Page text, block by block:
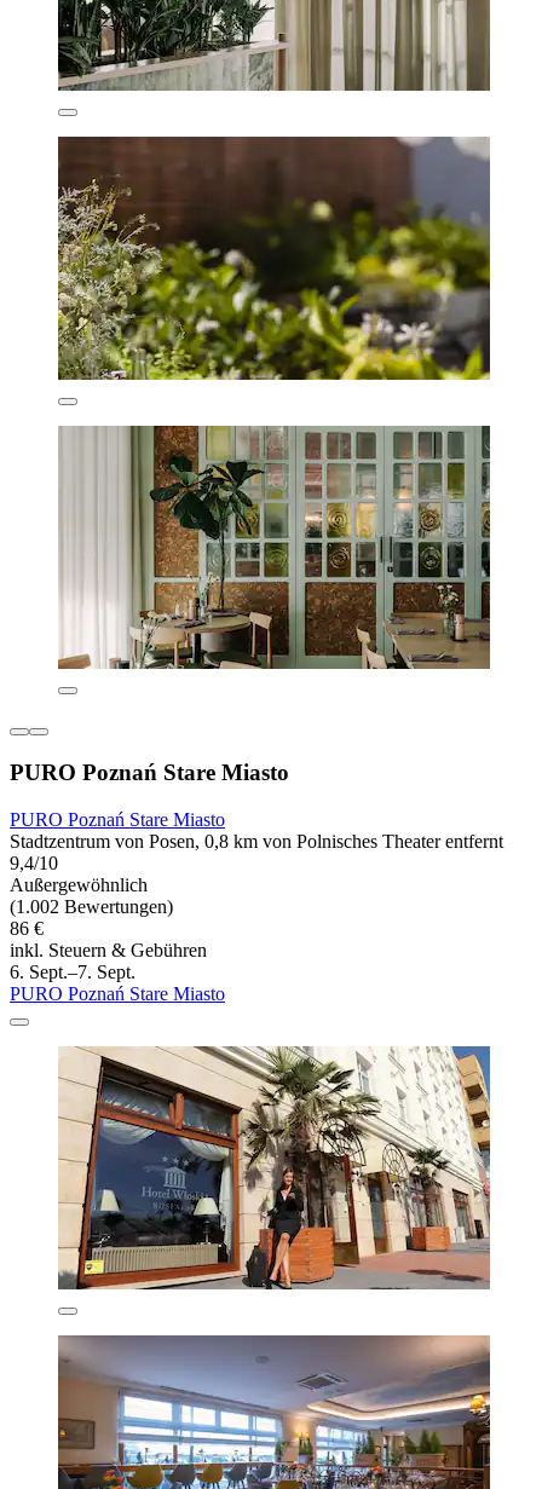
PURO Poznań Stare Miasto
PURO Poznań Stare Miasto
Stadtzentrum von Posen, 0,8 km von Polnisches Theater entfernt
9,4/10
Außergewöhnlich
(1.002 Bewertungen)
86 €
inkl. Steuern & Gebühren
6. Sept.–7. Sept.
PURO Poznań Stare Miasto